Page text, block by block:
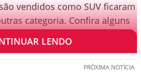
vendidos como SUV ficaram
categoria. Confira alguns
atenção.
LENDO
PRÓXIMA NOTÍCIA